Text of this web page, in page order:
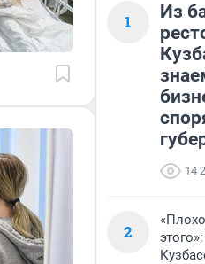
1
Из
14
2